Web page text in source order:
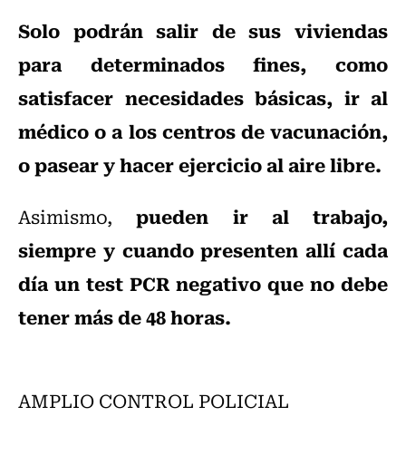
Solo podrán salir de sus viviendas
para determinados fines, como
satisfacer necesidades básicas, ir al
médico o a los centros de vacunación,
o pasear y hacer ejercicio al aire libre.
Asimismo,pueden ir al trabajo,
siempre y cuando presenten allí cada
día un test PCR negativo que no debe
tener más de 48 horas.
AMPLIO CONTROL POLICIAL